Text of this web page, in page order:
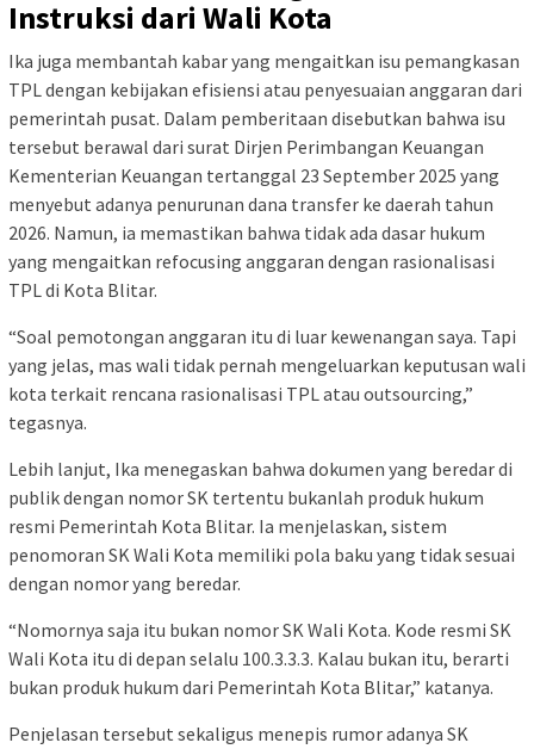
Instruksi dari Wali Kota
Ika juga membantah kabar yang mengaitkan isu pemangkasan
TPL dengan kebijakan efisiensi atau penyesuaian anggaran dari
pemerintah pusat. Dalam pemberitaan disebutkan bahwa isu
tersebut berawal dari surat Dirjen Perimbangan Keuangan
Kementerian Keuangan tertanggal 23 September 2025 yang
menyebut adanya penurunan dana transfer ke daerah tahun
2026. Namun, ia memastikan bahwa tidak ada dasar hukum
yang mengaitkan refocusing anggaran dengan rasionalisasi
TPL di Kota Blitar.
“Soal pemotongan anggaran itu di luar kewenangan saya. Tapi
yang jelas, mas wali tidak pernah mengeluarkan keputusan wali
kota terkait rencana rasionalisasi TPL atau outsourcing,”
tegasnya.
Lebih lanjut, Ika menegaskan bahwa dokumen yang beredar di
publik dengan nomor SK tertentu bukanlah produk hukum
resmi Pemerintah Kota Blitar. Ia menjelaskan, sistem
penomoran SK Wali Kota memiliki pola baku yang tidak sesuai
dengan nomor yang beredar.
“Nomornya saja itu bukan nomor SK Wali Kota. Kode resmi SK
Wali Kota itu di depan selalu 100.3.3.3. Kalau bukan itu, berarti
bukan produk hukum dari Pemerintah Kota Blitar,” katanya.
Penjelasan tersebut sekaligus menepis rumor adanya SK